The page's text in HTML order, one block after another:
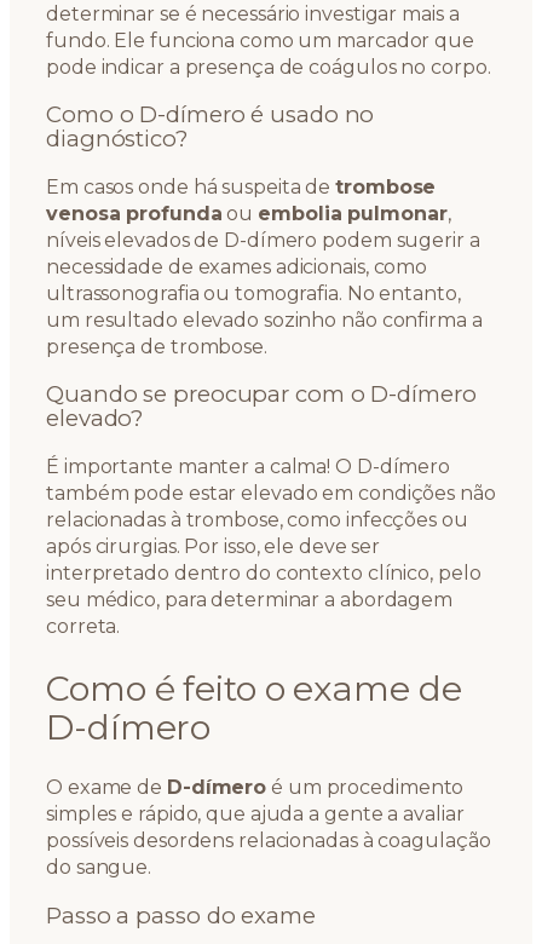
determinar se é necessário investigar mais a
fundo. Ele funciona como um marcador que
pode indicar a presença de coágulos no corpo.
Como o D-dímero é usado no
diagnóstico?
Em casos onde há suspeita detrombose
venosa profunda ou embolia pulmonar,
níveis elevados de D-dímero podem sugerir a
necessidade de exames adicionais, como
ultrassonografia ou tomografia. No entanto,
um resultado elevado sozinho não confirma a
presença de trombose.
Quando se preocupar com o D-dímero
elevado?
É importante manter a calma! O D-dímero
também pode estar elevado em condições não
relacionadas à trombose, como infecções ou
após cirurgias. Por isso, ele deve ser
interpretado dentro do contexto clínico, pelo
seu médico, para determinar a abordagem
correta.
Como é feito o exame de
D-dímero
O exame de D-dímero é um procedimento
simples e rápido, que ajuda a gente a avaliar
possíveis desordens relacionadas à coagulação
do sangue.
Passo a passo do exame